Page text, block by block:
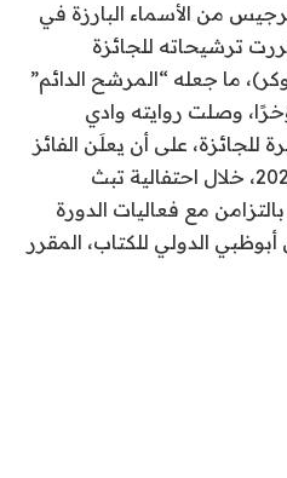
من الأسماء البارزة في
ترشيحاته للجائزة
ما جعله “المرشح الدائم”
وصلت روايته وادي
للجائزة، على أن يعلَن الفائز
بها يوم الخميس 24 أبريل 2025، خلال احتفالية تبث
مع فعاليات الدورة
الدولي للكتاب، المقرر